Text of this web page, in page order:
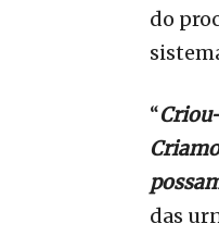
do
“
das